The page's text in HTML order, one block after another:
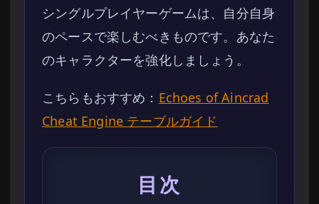
シングルプレイヤーゲームは、自分自身
のペースで楽しむべきものです。あなた
のキャラクターを強化しましょう。
こちらもおすすめ： Echoes of Aincrad
Cheat Engine テーブルガイド
目次